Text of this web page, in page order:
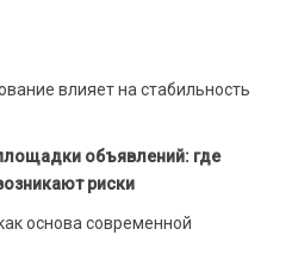
влияет на стабильность
объявлений: где
риски
основа современной